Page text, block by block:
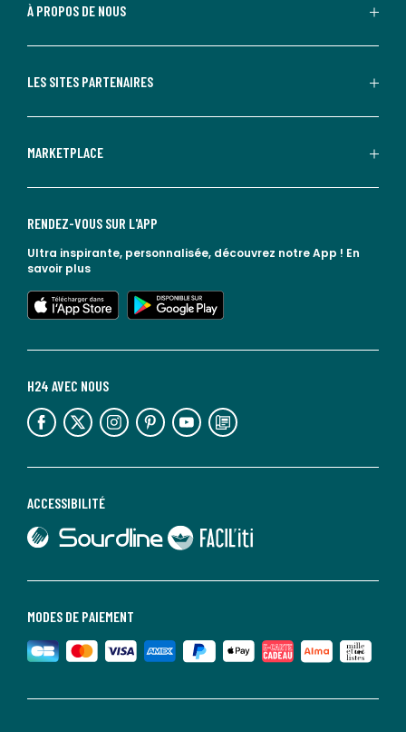
À PROPOS DE NOUS
LES SITES PARTENAIRES
MARKETPLACE
MODES DE PAIEMENT
ACCESSIBILITÉ
lien vers Sourdline
lien vers Faciliti
H24 AVEC NOUS
lien vers l'espace réseaux sociaux lien vers l'espace réseaux sociaux lien vers l'espace réseaux sociaux lien vers l'espace réseaux sociaux lien vers l'espace réseaux sociaux lien vers le blog la redoute
RENDEZ-VOUS SUR L'APP
Ultra inspirante, personnalisée, découvrez notre App ! En
savoir plus
lien vers l'app store
lien vers google play